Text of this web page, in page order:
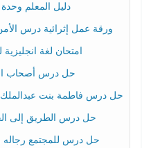
دليل المعلم
ورقة عمل إثرائية درس
امتحان لغة
حل درس أصحاب
حل درس فاطمة بنت عبدالملك
حل درس الطريق إلى
حل درس للمجتمع رجاله